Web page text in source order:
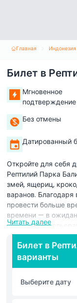
Главная Индонезия
Билет в
Мгновенное
подтверждение
Без отмены
Датированный
Откройте для себя
Рептилий Парка
змей, ящериц,
варанов.
провести больше
времени — в
природным
встречами с
увлекательные шоу
где вы узнаете о
кобра и сетчатый
древесных
безопасно
Читать далее
Билет в
варианты
Выберите дату